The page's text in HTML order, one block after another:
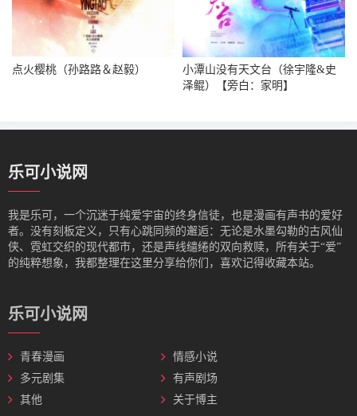
点火樱桃（孙路路＆赵毅）
小潭山没有天文台（徐宇隆&史
泽鲲）【旁白：家明】
乐可小说网
我是‌乐可，一个沉迷于纯爱宇宙的终身信徒，也是漫画有声书的爱好
者。没有刻板定义，只有心跳同频的邂逅：无论是水墨勾勒的古风仙
侠、霓虹交织的现代都市，还是声线缱绻的双向救赎，所有关于“爱”
的纯粹想象，我都整理在这里分享给你们，喜欢记得收藏本站。
乐可小说网
青春漫画
情感小说
多元剧集
有声剧场
其他
关于博主